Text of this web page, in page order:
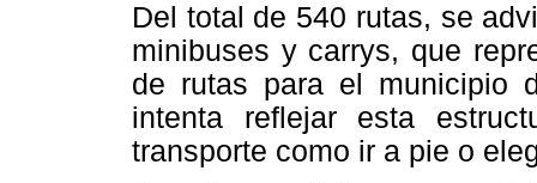
Del total de 540 rutas, se
minibuses y carrys, que
de rutas para el municipio
intenta reflejar esta
transporte como ir a pie o